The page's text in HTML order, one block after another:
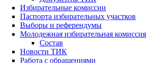
Избирательные комиссии
Паспорта избирательных участков
Выборы и референдумы
Молодежная избирательная комиссия
Состав
Новости ТИК
Работа с обращениями